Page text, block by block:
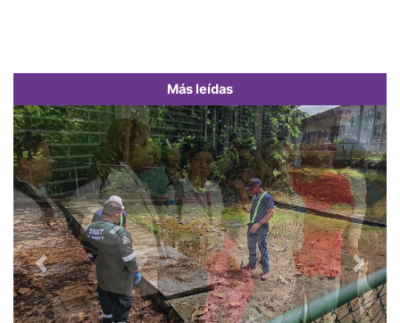
Más leídas
Previous Next